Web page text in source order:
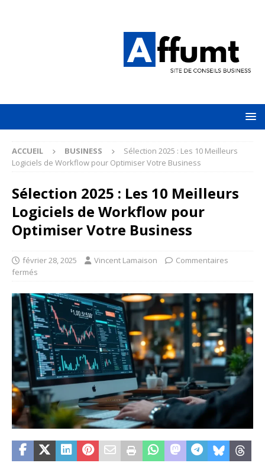
ACCUEIL BUSINESS
Sélection 2025 : Les 10 Meilleurs
Logiciels de Workflow pour Optimiser Votre Business
Sélection 2025 : Les 10 Meilleurs
Logiciels de Workflow pour
Optimiser Votre Business
février 28, 2025 Vincent Lamaison
Commentaires
fermés